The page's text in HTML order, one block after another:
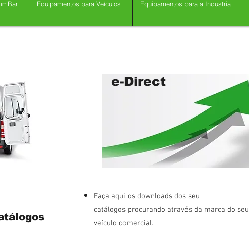
Equipamentos para Veículos Equipamentos para a Industria
e-Direct
Faça aqui os downloads dos seu
catálogos procurando através da marca do seu
veículo comercial.